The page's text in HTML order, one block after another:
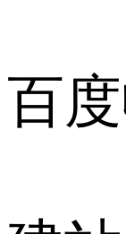
百